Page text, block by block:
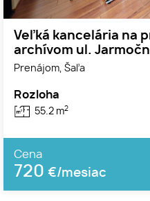
Veľká kancelária na
archívom ul.
Prenájom, Šaľa
Rozloha
55.2 m2
Cena
720 €/mesiac